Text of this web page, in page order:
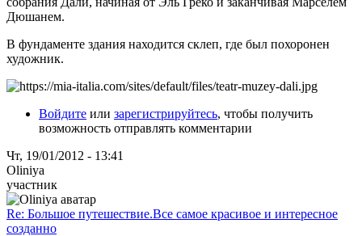
Дюшанем.
В фундаменте здания находится склеп, где был похоронен
художник.
Войдите или зарегистрируйтесь, чтобы получить
возможность отправлять комментарии
Чт, 19/01/2012 - 13:41
Oliniya
участник
Re: Большое путешествие.Все самое красивое и интересное
созданно